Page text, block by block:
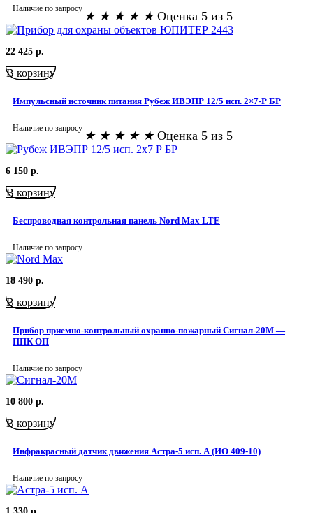
Наличие по запросу
★ ★ ★ ★ ★ Оценка 5 из 5
22 425 р.
В корзину
Импульсный источник питания Рубеж ИВЭПР 12/5 исп. 2×7-Р БР
Наличие по запросу
★ ★ ★ ★ ★ Оценка 5 из 5
6 150 р.
В корзину
Беспроводная контрольная панель Nord Max LTE
Наличие по запросу
18 490 р.
В корзину
Прибор приемно-контрольный охранно-пожарный Сигнал-20М —
ППК ОП
Наличие по запросу
10 800 р.
В корзину
Инфракрасный датчик движения Астра-5 исп. А (ИО 409-10)
Наличие по запросу